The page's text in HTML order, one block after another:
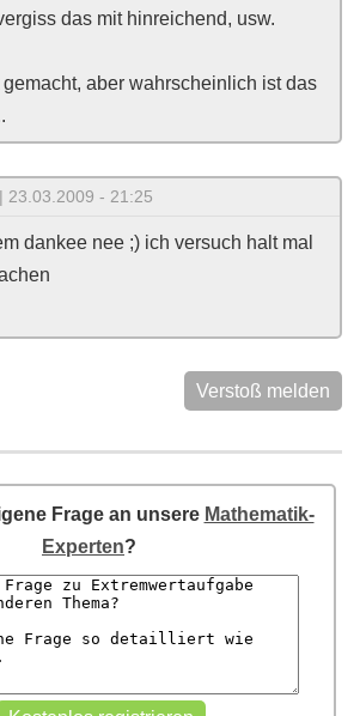
das mit hinreichend, usw.
gemacht, aber wahrscheinlich ist das
| 23.03.2009 - 21:25
dankee nee ;) ich versuch halt mal
Verstoß melden
Frage an unsere Mathematik-
Experten?